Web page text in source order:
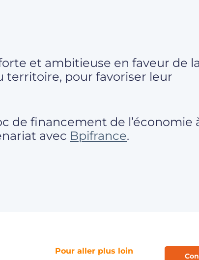
et ambitieuse en faveur de la
territoire, pour favoriser leur
de financement de l’économie
avec Bpifrance.
Pour aller plus loin